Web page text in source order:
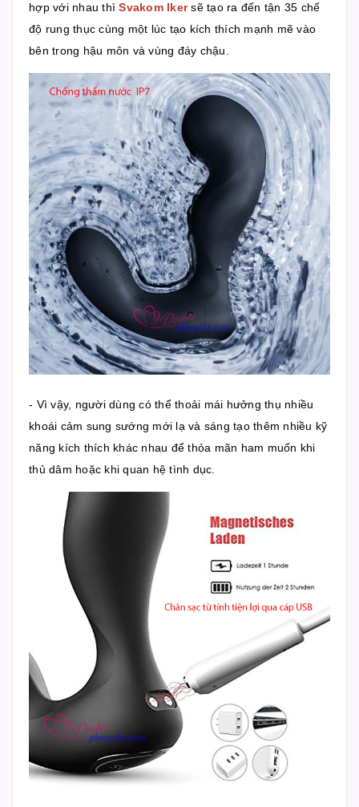
hợp với nhau thìSvakom Ikersẽ tạo ra đến tận 35 chế
độ rung thục cùng một lúc tạo kích thích mạnh mẽ vào
bên trong hậu môn và vùng đáy chậu.
- Vì vậy, người dùng có thể thoải mái hưởng thụ nhiều
khoái cảm sung sướng mới lạ và sáng tạo thêm nhiều kỹ
năng kích thích khác nhau để thỏa mãn ham muốn khi
thủ dâm hoặc khi quan hệ tình dục.